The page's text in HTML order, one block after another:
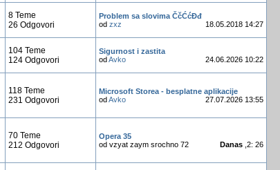
8 Teme
26 Odgovori
Problem sa slovima ČčĆćĐđ
od zxz 18.05.2018 14:27
104 Teme
124 Odgovori
Sigurnost i zastita
odAvko 24.06.2026 10:22
118 Teme
231 Odgovori
Microsoft Storea - besplatne aplikacije
odAvko 27.07.2026 13:55
70 Teme
212 Odgovori
Opera 35
od vzyat zaym srochno 72
Danas ,2: 26